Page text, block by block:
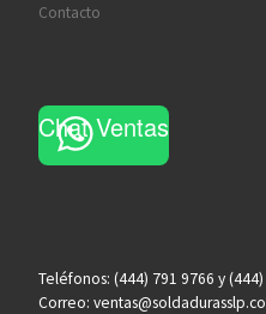
Contacto
Chat Ventas
Teléfonos: (444) 791 9766 y
Correo: